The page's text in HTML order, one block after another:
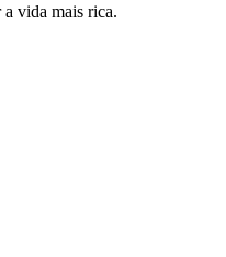
vida mais rica.